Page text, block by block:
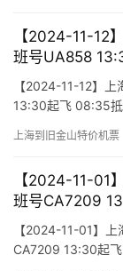
【2024-11-12
班号UA858
【2024-11-12】
13:30起飞 08:35
(class) (Departure
上海到旧金山特价机票
【2024-11-01
班号CA7209
【2024-11-01】
CA7209 13:30起